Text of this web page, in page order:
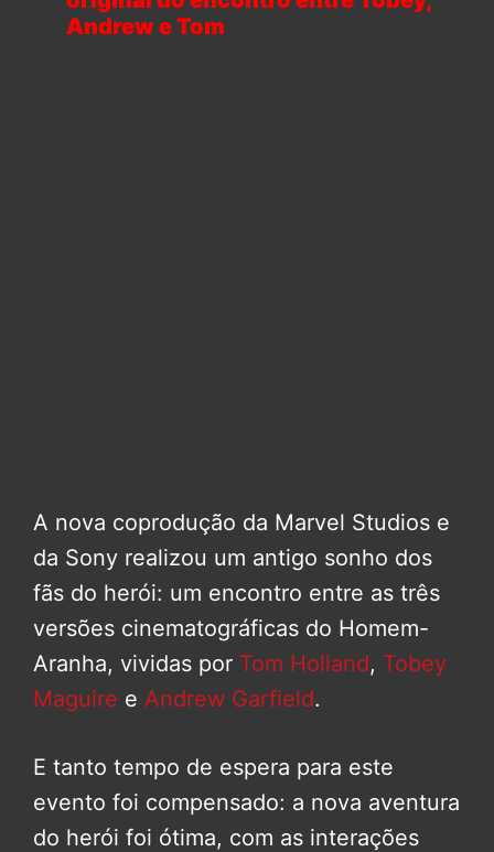
Andrew e Tom
A nova coprodução da Marvel Studios e
da Sony realizou um antigo sonho dos
fãs do herói: um encontro entre as três
versões cinematográficas do Homem-
Aranha, vividas por Tom Holland, Tobey
Maguire e Andrew Garfield.
E tanto tempo de espera para este
evento foi compensado: a nova aventura
do herói foi ótima, com as interações